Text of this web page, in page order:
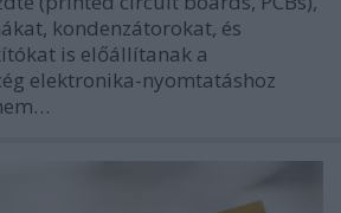
kondenzátorokat, és
is előállítanak a
elektronika-nyomtatáshoz